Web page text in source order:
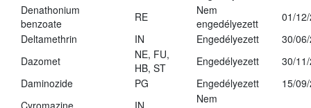
Denathonium
benzoate
RE
Nem
engedélyezett
01/
Deltamethrin
IN Engedélyezett
30/
Dazomet
NE, FU,
HB, ST
Engedélyezett
30/
Daminozide
PG Engedélyezett
15/
Nem